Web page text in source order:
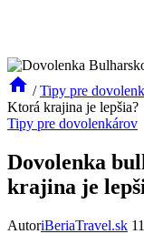
/ Tipy pre
Ktorá krajina je lepšia?
Tipy pre dovolenkárov
Dovolenka
krajina je
AutoriBeriaTravel.sk